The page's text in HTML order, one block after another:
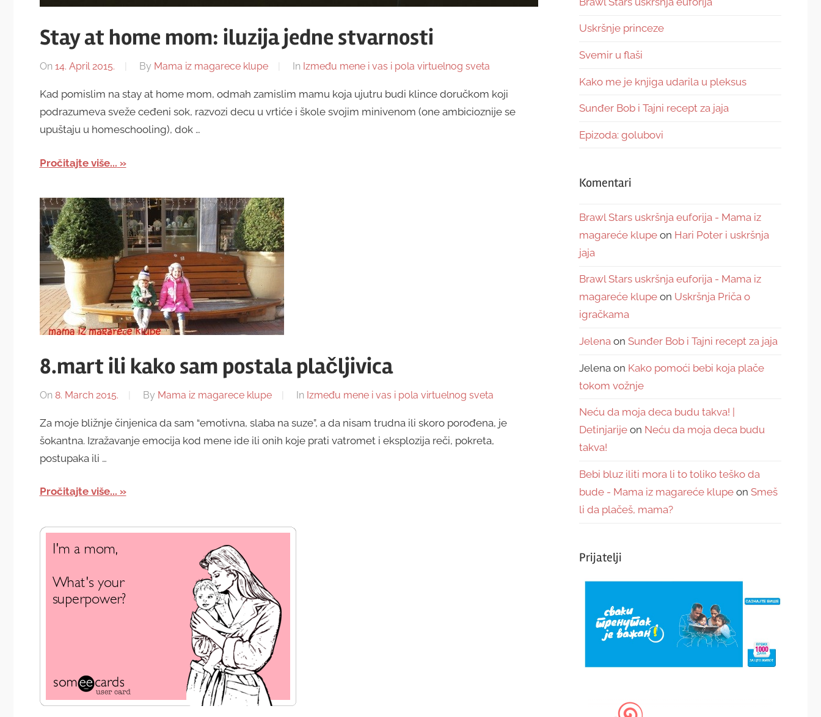
Stay at home mom: iluzija jedne stvarnosti
On 14. April 2015. By Mama iz magarece klupe In Između mene i vas i pola virtuelnog sveta
Kad pomislim na stay at home mom, odmah zamislim mamu koja ujutru budi klince doručkom koji
podrazumeva sveže ceđeni sok, razvozi decu u vrtiće i škole svojim minivenom (one ambicioznije se
upuštaju u homeschooling), dok …
Pročitajte više...
8.mart ili kako sam postala plačljivica
On 8. March 2015. By Mama iz magarece klupe In Između mene i vas i pola virtuelnog sveta
Za moje bližnje činjenica da sam “emotivna, slaba na suze”, a da nisam trudna ili skoro porođena, je
šokantna. Izražavanje emocija kod mene ide ili onih koje prati vatromet i eksplozija reči, pokreta,
postupaka ili …
Pročitajte više...
Uskršnje princeze
Svemir u flaši
Kako me je knjiga udarila u pleksus
Sunđer Bob i Tajni recept za jaja
Epizoda: golubovi
Komentari
Brawl Stars uskršnja euforija - Mama iz
magareće klupe on Hari Poter i uskršnja
jaja
Brawl Stars uskršnja euforija - Mama iz
magareće klupe on Uskršnja Priča o
igračkama
Jelena on Sunđer Bob i Tajni recept za jaja
Jelena on Kako pomoći bebi koja plače
tokom vožnje
Neću da moja deca budu takva! |
Detinjarije on Neću da moja deca budu
takva!
Bebi bluz iliti mora li to toliko teško da
bude - Mama iz magareće klupe on Smeš
li da plačeš, mama?
Prijatelji